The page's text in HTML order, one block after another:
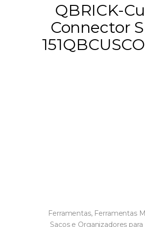
QBRICK-
Connector
Ferramentas, Ferramentas
Sacos e Organizadores